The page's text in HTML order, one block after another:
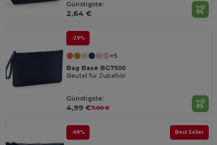
Günstigste:
2,64 €
-29%
+5
Bag Base BG7500
Beutel für Zubehör
Günstigste:
4,99 €7,00 €
-68% Best Seller